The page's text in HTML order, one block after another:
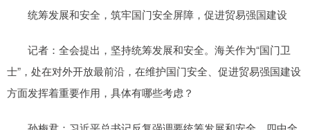
统筹发展和安全，筑牢国门安全屏障，促进贸易强国建设
记者：全会提出，坚持统筹发展和安全。海关作为“国门卫
士”，处在对外开放最前沿，在维护国门安全、促进贸易强国建设
方面发挥着重要作用，具体有哪些考虑？